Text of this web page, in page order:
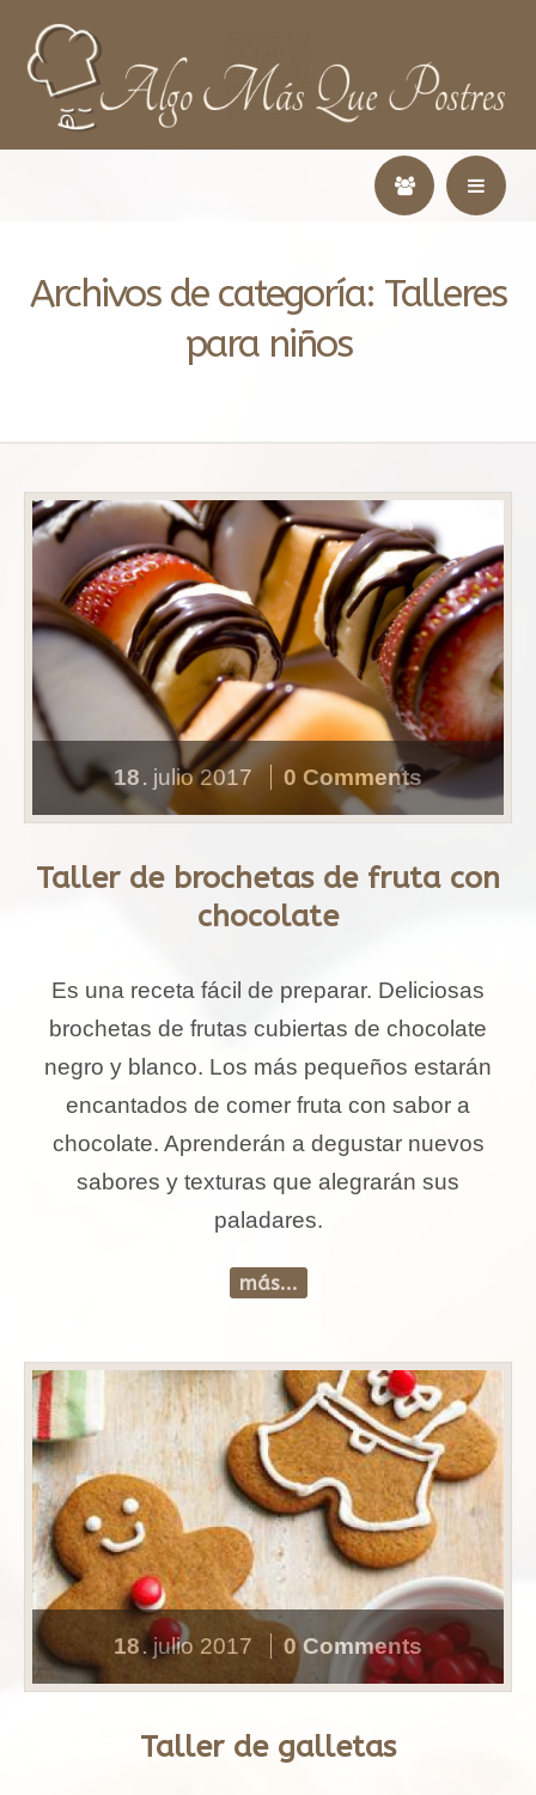
Archivos de categoría: Talleres
para niños
Taller de brochetas de fruta con
chocolate
18 . julio2017 0 Comments
Es una receta fácil de preparar. Deliciosas
brochetas de frutas cubiertas de chocolate
negro y blanco. Los más pequeños estarán
encantados de comer fruta con sabor a
chocolate. Aprenderán a degustar nuevos
sabores y texturas que alegrarán sus
paladares.
más...
Taller de galletas
18 . julio 2017 0 Comments